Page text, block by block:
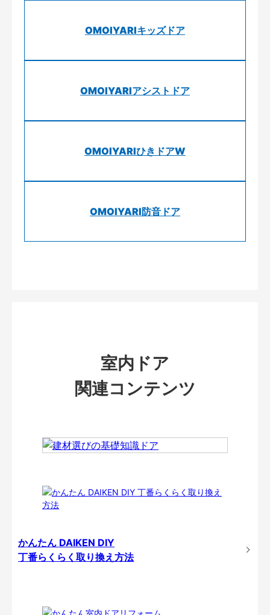
OMOIYARIキッズドア
OMOIYARIアシストドア
OMOIYARIひきドアW
OMOIYARI防音ドア
室内ドア
関連コンテンツ
かんたん DAIKEN DIY
丁番らくらく取り換え方法